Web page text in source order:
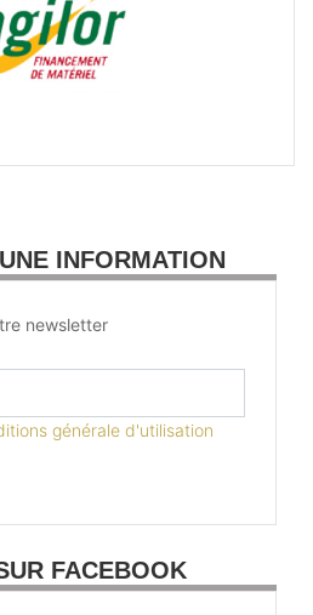
INFORMATION
newsletter
générale d'utilisation
FACEBOOK